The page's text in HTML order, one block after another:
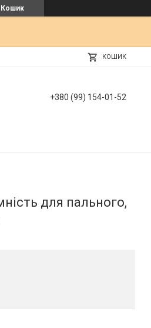
Кошик
КОШИК
+380 (99) 154-01-52
для пального,